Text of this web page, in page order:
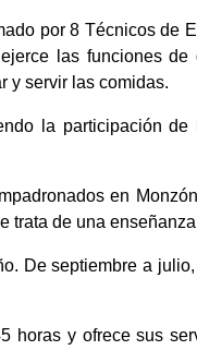
por 8 Técnicos de
las funciones de
y servir las comidas.
la participación
en
trata de una
De septiembre a
horas y ofrece sus